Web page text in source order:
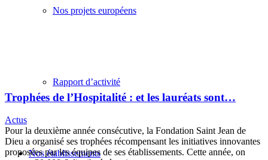
Nos projets européens
Rapport d’activité
Nos établissements
Trophées de l’Hospitalité : et les lauréats sont…
Actus
Pour la deuxième année consécutive, la Fondation Saint Jean de
Dieu a organisé ses trophées récompensant les initiatives innovantes
proposées par les équipes de ses établissements. Cette année, on